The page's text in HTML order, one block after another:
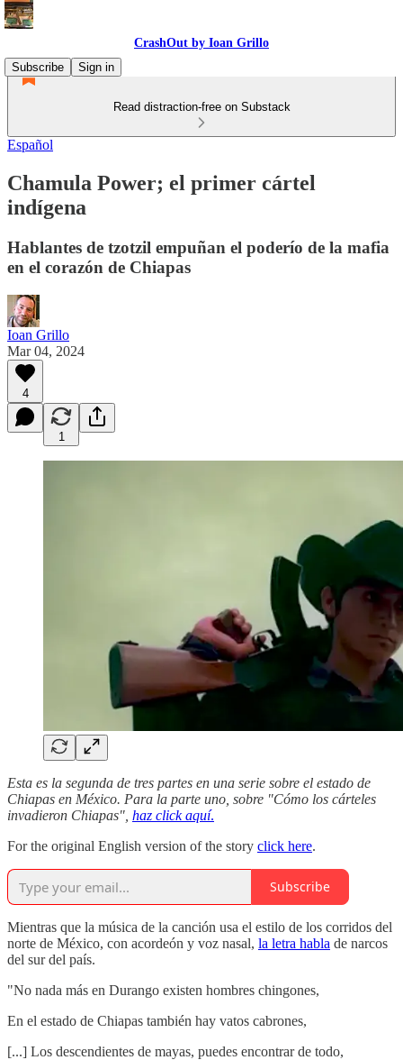
CrashOut by Ioan Grillo
Subscribe
Sign in
Read distraction-free on Substack
Español
Chamula Power; el primer cártel
indígena
Hablantes de tzotzil empuñan el poderío de la mafia
en el corazón de Chiapas
Ioan Grillo
Mar 04, 2024
4
1
Esta es la segunda de tres partes en una serie sobre el estado de
Chiapas en México. Para la parte uno, sobre "Cómo los cárteles
invadieron Chiapas", haz click aquí.
For the original English version of the story click here.
Subscribe
Mientras que la música de la canción usa el estilo de los corridos del
norte de México, con acordeón y voz nasal, la letra habla de narcos
del sur del país.
"No nada más en Durango existen hombres chingones,
En el estado de Chiapas también hay vatos cabrones,
[...] Los descendientes de mayas, puedes encontrar de todo,